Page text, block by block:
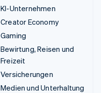
KI-Unternehmen
Creator Economy
Gaming
Bewirtung, Reisen und
Freizeit
Versicherungen
Medien und Unterhaltung